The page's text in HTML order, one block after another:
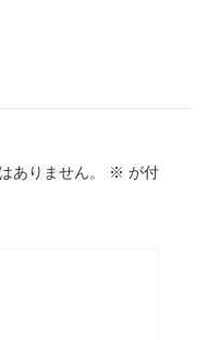
ありません。 ※ が付